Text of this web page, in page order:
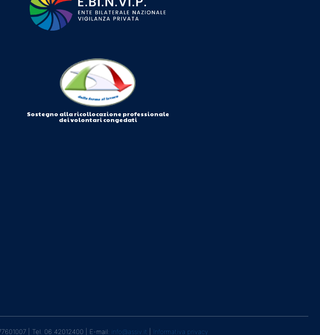
Sostegno alla ricollocazione professionale
dei volontari congedati
| Tel. 06 42012400 | E-mail: info@assiv.it Informativa privacy